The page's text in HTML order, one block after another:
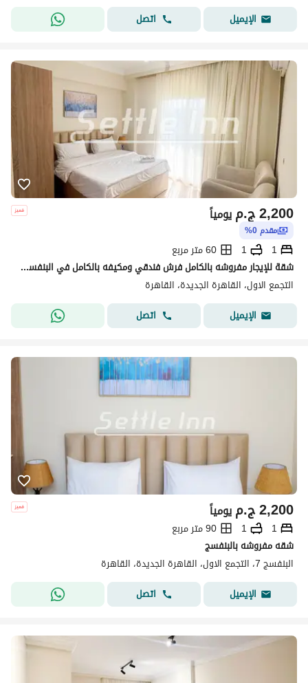
الإيميل
اتصل
ج.م2,200 يومياً
مقدم 0%
1
1
60 متر مربع
شقة للإيجار مفروشه بالكامل فرش فندقي ومكيفه بالكامل في البنفسج، التجمع الاول القاهرة الجديدة
التجمع الاول، القاهرة الجديدة، القاهرة
الإيميل
اتصل
ج.م2,200 يومياً
1
1
90 متر مربع
شقه مفروشه بالبنفسج
البنفسج 7، التجمع الاول، القاهرة الجديدة، القاهرة
الإيميل
اتصل